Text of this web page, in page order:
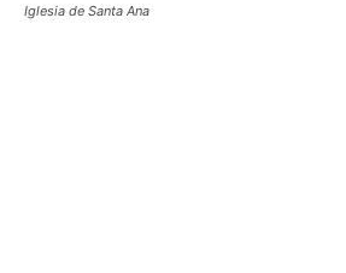
Iglesia de Santa Ana